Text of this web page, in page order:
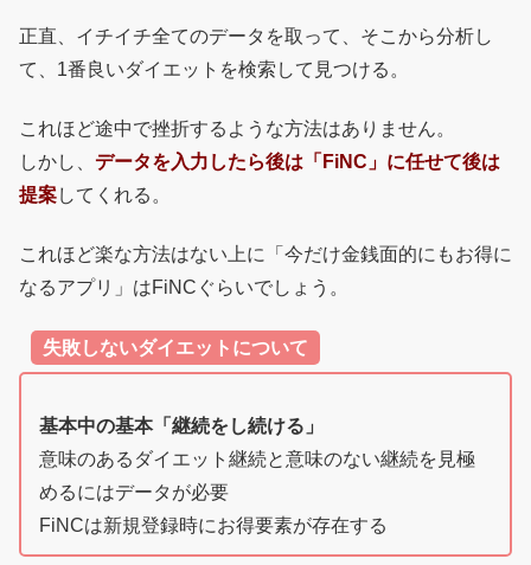
正直、イチイチ全てのデータを取って、そこから分析し
て、1番良いダイエットを検索して見つける。
これほど途中で挫折するような方法はありません。
しかし、 データを入力したら後は「FiNC」に任せて後は
提案してくれる。
これほど楽な方法はない上に「今だけ金銭面的にもお得に
なるアプリ」はFiNCぐらいでしょう。
失敗しないダイエットについて
基本中の基本「継続をし続ける」
意味のあるダイエット継続と意味のない継続を見極
めるにはデータが必要
FiNCは新規登録時にお得要素が存在する